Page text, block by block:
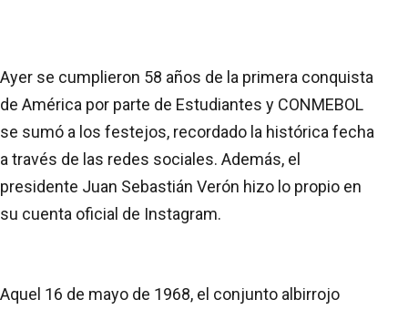
Ayer se cumplieron 58 años de la primera conquista
de América por parte de Estudiantes y CONMEBOL
se sumó a los festejos, recordado la histórica fecha
a través de las redes sociales. Además, el
presidente Juan Sebastián Verón hizo lo propio en
su cuenta oficial de Instagram.
Aquel 16 de mayo de 1968, el conjunto albirrojo